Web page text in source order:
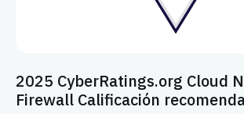
2025 CyberRatings.org Cloud
Firewall Calificación